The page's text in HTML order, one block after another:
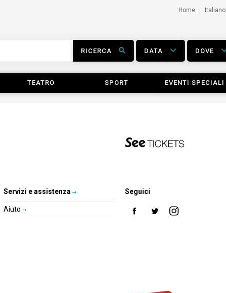
Home Italiano
RICERCA DATA DOVE
TEATRO SPORT EVENTI SPECIALI
Servizi e assistenza
Aiuto
Seguici